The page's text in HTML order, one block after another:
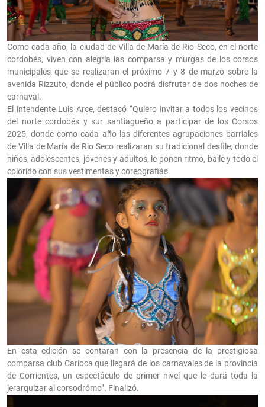
Como cada año, la ciudad de Villa de María de Rio Seco, en el norte
cordobés, viven con alegría las comparsa y murgas de los corsos
municipales que se realizaran el próximo 7 y 8 de marzo sobre la
avenida Rizzuto, donde el público podrá disfrutar de dos noches de
carnaval.
El intendente Luis Arce, destacó “Quiero invitar a todos los vecinos
del norte cordobés y sur santiagueño a participar de los Corsos
2025, donde como cada año las diferentes agrupaciones barriales
de Villa de María de Rio Seco realizaran su tradicional desfile, donde
niños, adolescentes, jóvenes y adultos, le ponen ritmo, baile y todo el
colorido con sus vestimentas y coreografiás.
En esta edición se contaran con la presencia de la prestigiosa
comparsa club Carioca que llegará de los carnavales de la provincia
de Corrientes, un espectáculo de primer nivel que le dará toda la
jerarquizar al corsodrómo”. Finalizó.